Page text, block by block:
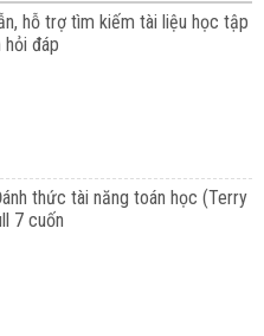
hỗ trợ tìm kiếm tài liệu học tập
đáp
thức tài năng toán học (Terry
7 cuốn